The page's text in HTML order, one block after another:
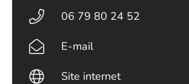
06 79 80 24 52
E-mail
Site internet